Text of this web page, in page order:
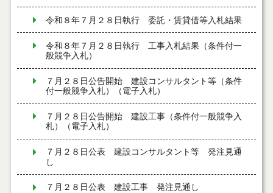
令和８年７月２８日執行 委託・賃貸借等入札結果
令和８年７月２８日執行 工事入札結果（条件付一
般競争入札）
７月２８日公告開始 建設コンサルタント等（条件
付一般競争入札）（電子入札）
７月２８日公告開始 建設工事（条件付一般競争入
札）（電子入札）
７月２８日公表 建設コンサルタント等 発注見通
し
７月２８日公表 建設工事 発注見通し